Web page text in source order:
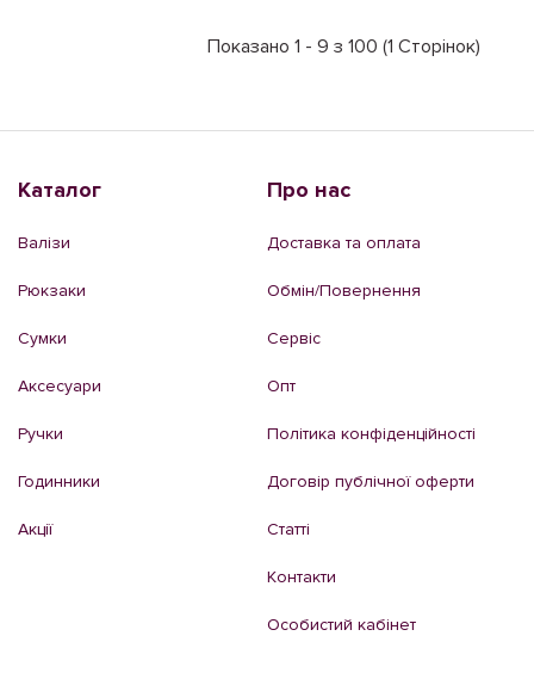
Показано 1 - 9 з 100 (1 Сторінок)
Каталог
Валізи
Рюкзаки
Сумки
Аксесуари
Ручки
Годинники
Акції
Про нас
Доставка та оплата
Обмін/Повернення
Сервіс
Опт
Політика конфіденційності
Договір публічної оферти
Статті
Контакти
Особистий кабінет